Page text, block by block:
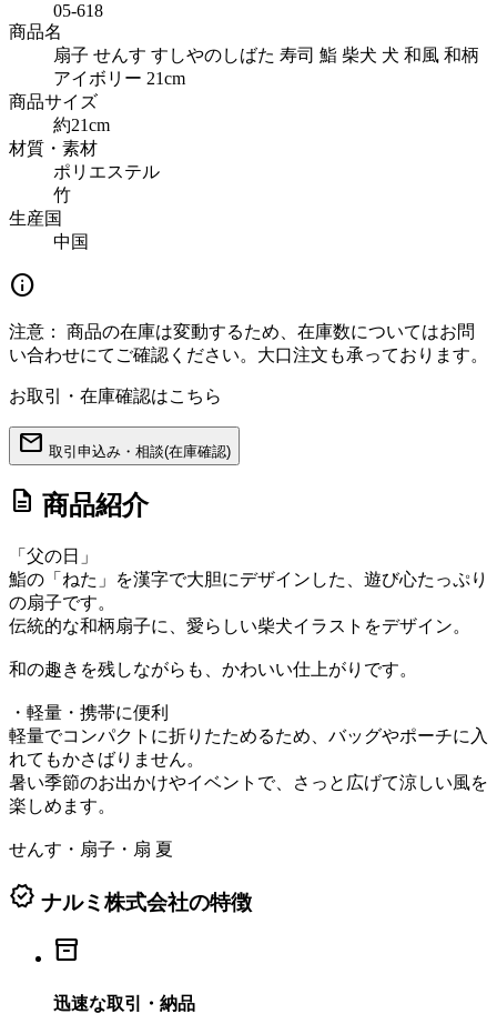
05-618
商品名
扇子 せんす すしやのしばた 寿司 鮨 柴犬 犬 和風 和柄
アイボリー 21cm
商品サイズ
約21cm
材質・素材
ポリエステル
竹
生産国
中国
info
注意：
商品の在庫は変動するため、在庫数についてはお問
い合わせにてご確認ください。大口注文も承っております。
お取引・在庫確認はこちら
mail 取引申込み・相談(在庫確認)
description 商品紹介
「父の日」
鮨の「ねた」を漢字で大胆にデザインした、遊び心たっぷり
の扇子です。
伝統的な和柄扇子に、愛らしい柴犬イラストをデザイン。
和の趣きを残しながらも、かわいい仕上がりです。
・軽量・携帯に便利
軽量でコンパクトに折りたためるため、バッグやポーチに入
れてもかさばりません。
暑い季節のお出かけやイベントで、さっと広げて涼しい風を
楽しめます。
せんす・扇子・扇 夏
verified ナルミ株式会社の特徴
inventory_2
迅速な取引・納品